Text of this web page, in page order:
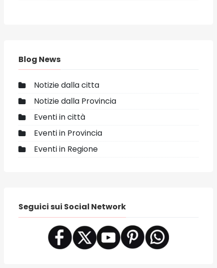
Blog News
Notizie dalla citta
Notizie dalla Provincia
Eventi in città
Eventi in Provincia
Eventi in Regione
Seguici sui Social Network